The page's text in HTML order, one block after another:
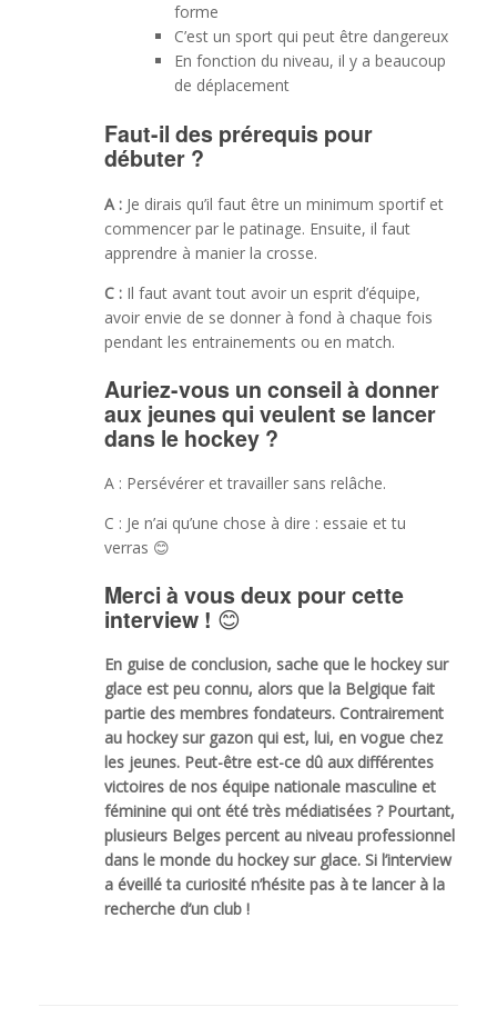
forme
C’est un sport qui peut être dangereux
En fonction du niveau, il y a beaucoup
de déplacement
Faut-il des prérequis pour
débuter ?
A :Je dirais qu’il faut être un minimum sportif et
commencer par le patinage. Ensuite, il faut
apprendre à manier la crosse.
C :Il faut avant tout avoir un esprit d’équipe,
avoir envie de se donner à fond à chaque fois
pendant les entrainements ou en match.
Auriez-vous un conseil à donner
aux jeunes qui veulent se lancer
dans le hockey ?
A : Persévérer et travailler sans relâche.
C : Je n’ai qu’une chose à dire : essaie et tu
verras 😊
Merci à vous deux pour cette
interview ! 😊
En guise de conclusion, sache que le hockey sur
glace est peu connu, alors que la Belgique fait
partie des membres fondateurs. Contrairement
au hockey sur gazon qui est, lui, en vogue chez
les jeunes. Peut-être est-ce dû aux différentes
victoires de nos équipe nationale masculine et
féminine qui ont été très médiatisées ? Pourtant,
plusieurs Belges percent au niveau professionnel
dans le monde du hockey sur glace. Si l’interview
a éveillé ta curiosité n’hésite pas à te lancer à la
recherche d’un club !